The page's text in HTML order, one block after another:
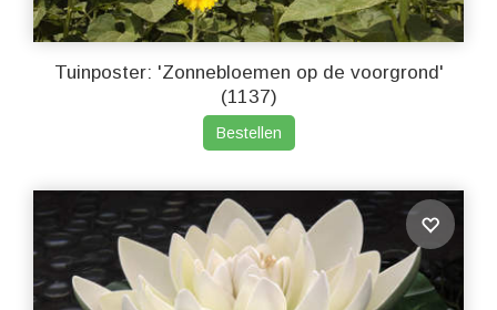
Tuinposter: 'Zonnebloemen op de voorgrond'
(1137)
Bestellen